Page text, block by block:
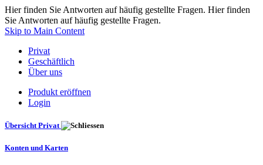
Hier finden Sie Antworten auf häufig gestellte Fragen. Hier finden
Sie Antworten auf häufig gestellte Fragen.
Skip to Main Content
Privat
Geschäftlich
Über uns
Produkt eröffnen
Login
Übersicht Privat
Konten und Karten